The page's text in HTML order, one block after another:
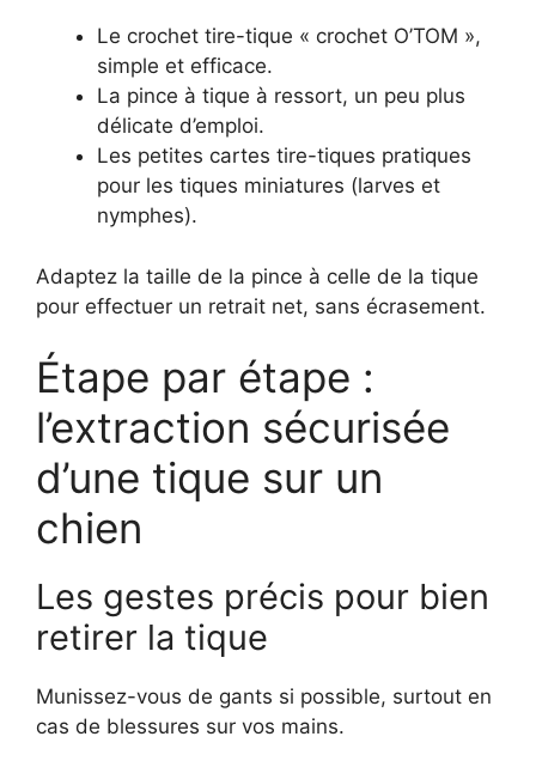
Le crochet tire-tique « crochet O’TOM »,
simple et efficace.
La pince à tique à ressort, un peu plus
délicate d’emploi.
Les petites cartes tire-tiques pratiques
pour les tiques miniatures (larves et
nymphes).
Adaptez la taille de la pince à celle de la tique
pour effectuer un retrait net, sans écrasement.
Étape par étape :
l’extraction sécurisée
d’une tique sur un
chien
Les gestes précis pour bien
retirer la tique
Munissez-vous de gants si possible, surtout en
cas de blessures sur vos mains.